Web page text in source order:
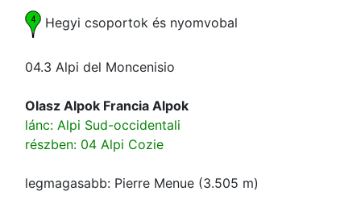
Hegyi csoportok és nyomvobal
04.3 Alpi del Moncenisio
Olasz Alpok Francia Alpok
lánc: Alpi Sud-occidentali
részben: 04 Alpi Cozie
legmagasabb: Pierre Menue (3.505 m)